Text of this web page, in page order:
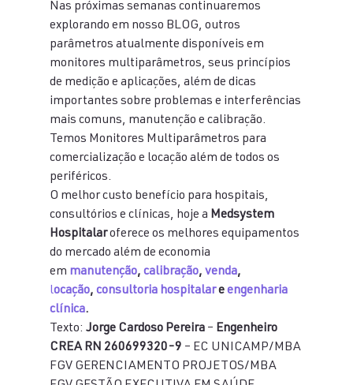
Nas próximas semanas continuaremos
explorando em nosso BLOG, outros
parâmetros atualmente disponíveis em
monitores multiparâmetros, seus princípios
de medição e aplicações, além de dicas
importantes sobre problemas e interferências
mais comuns, manutenção e calibração.
Temos Monitores Multiparâmetros para
comercialização e locação além de todos os
periféricos.
O melhor custo benefício para hospitais,
consultórios e clínicas, hoje a Medsystem
Hospitalar oferece os melhores equipamentos
do mercado além de economia
em manutenção, calibração, venda,
locação, consultoria hospitalar e engenharia
clínica.
Texto: Jorge Cardoso Pereira – Engenheiro
CREA RN 260699320-9 – EC UNICAMP/MBA
FGV GERENCIAMENTO PROJETOS/MBA